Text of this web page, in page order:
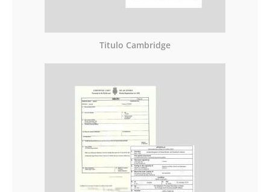
Titulo Cambridge